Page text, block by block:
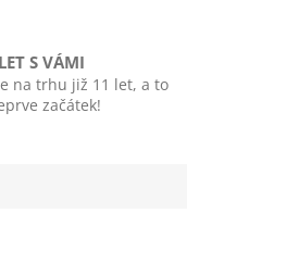
S VÁMI
na trhu již 11 let, a to
začátek!